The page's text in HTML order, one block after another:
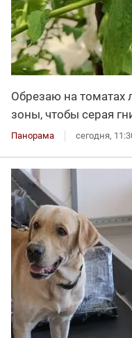
Обрезаю на томатах
зоны, чтобы серая
Панорама сегодня,